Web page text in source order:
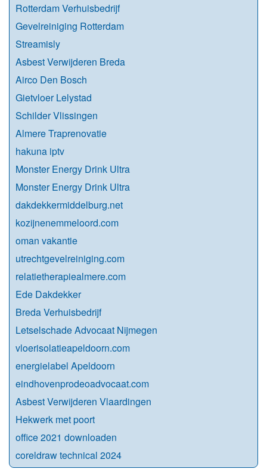
Rotterdam Verhuisbedrijf
Gevelreiniging Rotterdam
Streamisly
Asbest Verwijderen Breda
Airco Den Bosch
Gietvloer Lelystad
Schilder Vlissingen
Almere Traprenovatie
hakuna iptv
Monster Energy Drink Ultra
Monster Energy Drink Ultra
dakdekkermiddelburg.net
kozijnenemmeloord.com
oman vakantie
utrechtgevelreiniging.com
relatietherapiealmere.com
Ede Dakdekker
Breda Verhuisbedrijf
Letselschade Advocaat Nijmegen
vloerisolatieapeldoorn.com
energielabel Apeldoorn
eindhovenprodeoadvocaat.com
Asbest Verwijderen Vlaardingen
Hekwerk met poort
office 2021 downloaden
coreldraw technical 2024